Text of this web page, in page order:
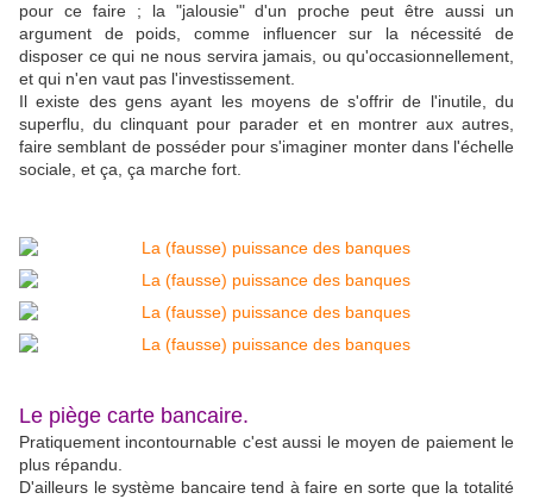
pour ce faire ; la "jalousie" d'un proche peut être aussi un
argument de poids, comme influencer sur la nécessité de
disposer ce qui ne nous servira jamais, ou qu'occasionnellement,
et qui n'en vaut pas l'investissement.
Il existe des gens ayant les moyens de s'offrir de l'inutile, du
superflu, du clinquant pour parader et en montrer aux autres,
faire semblant de posséder pour s'imaginer monter dans l'échelle
sociale, et ça, ça marche fort.
Le piège carte bancaire.
Pratiquement incontournable c'est aussi le moyen de paiement le
plus répandu.
D'ailleurs le système bancaire tend à faire en sorte que la totalité